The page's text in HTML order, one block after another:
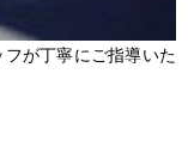
が丁寧にご指導いた